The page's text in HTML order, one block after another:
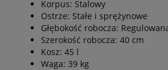
Korpus: Stalowy
Ostrze: Stałe i sprężynowe
Głębokość robocza:
Szerokość robocza: 40 cm
Kosz: 45 l
Waga: 39 kg